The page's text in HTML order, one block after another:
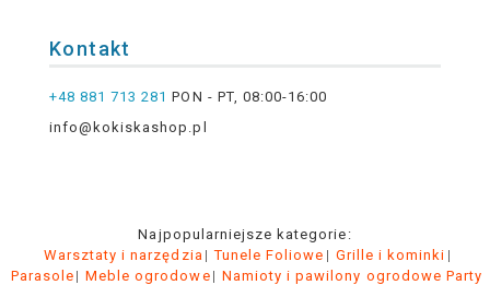
Kontakt
+48 881 713 281 PON - PT, 08:00-16:00
info@kokiskashop.pl
Najpopularniejsze kategorie:
Warsztaty i narzędzia
Tunele Foliowe
Grille i kominki
Parasole
Meble ogrodowe Namioty i pawilony ogrodowe Party